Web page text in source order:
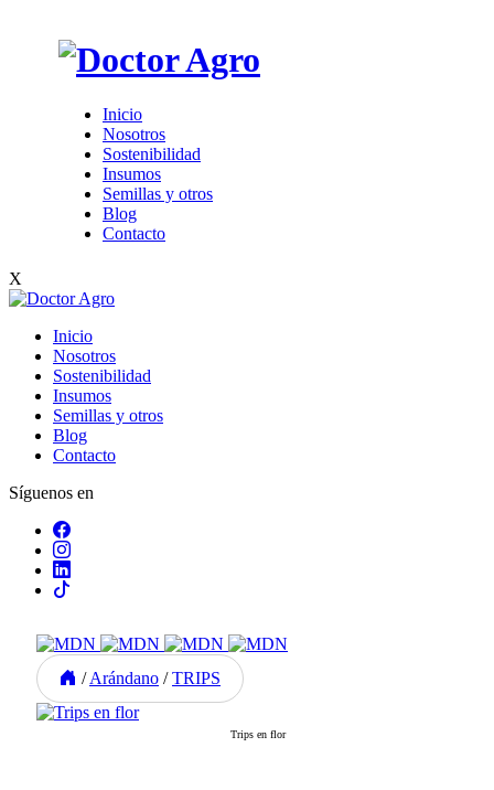
Inicio
Nosotros
Sostenibilidad
Insumos
Semillas y otros
Blog
Contacto
X
Inicio
Nosotros
Sostenibilidad
Insumos
Semillas y otros
Blog
Contacto
Síguenos en
/ Arándano / TRIPS
Trips en flor